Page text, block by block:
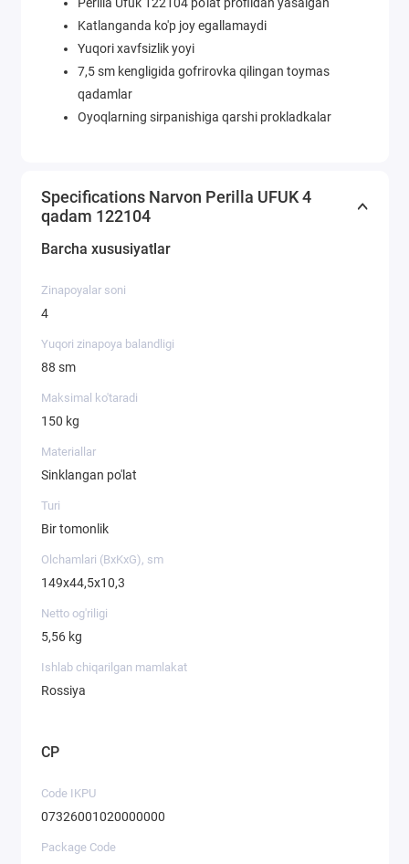
Perilla Ufuk 122104 po'lat profildan yasalgan
Katlanganda ko'p joy egallamaydi
Yuqori xavfsizlik yoyi
7,5 sm kengligida gofrirovka qilingan toymas
qadamlar
Oyoqlarning sirpanishiga qarshi prokladkalar
Specifications Narvon Perilla UFUK 4
qadam 122104
Barcha xususiyatlar
Zinapoyalar soni
4
Yuqori zinapoya balandligi
88 sm
Maksimal ko'taradi
150 kg
Materiallar
Sinklangan po'lat
Turi
Bir tomonlik
Olchamlari (BxKxG), sm
149х44,5х10,3
Netto og'riligi
5,56 kg
Ishlab chiqarilgan mamlakat
Rossiya
CP
Code IKPU
07326001020000000
Package Code